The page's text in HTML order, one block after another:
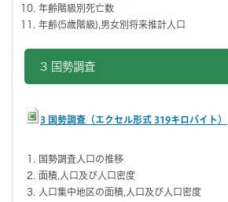
年齢階級別死亡数
年齢(5歳階級),男女別将来推計人口
3 国勢調査
3 国勢調査 （エクセル形式 319キロバイト）
国勢調査人口の推移
面積,人口及び人口密度
人口集中地区の面積,人口及び人口密度